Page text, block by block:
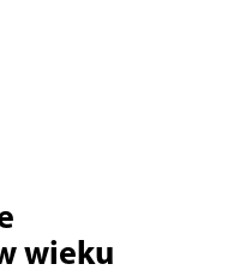
wieku